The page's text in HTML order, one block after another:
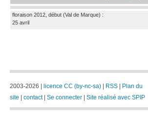
floraison 2012, début (Val de Marque) :
25 avril
2003-2026 | licence CC (by-nc-sa) | RSS | Plan du
site | contact| Se connecter | Site réalisé avec SPIP